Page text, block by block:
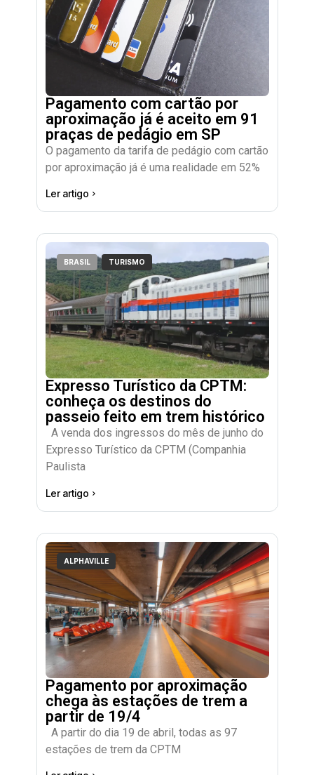
Pagamento com cartão por
aproximação já é aceito em 91
praças de pedágio em SP
O pagamento da tarifa de pedágio com cartão
por aproximação já é uma realidade em 52%
Ler artigo
BRASIL TURISMO
Expresso Turístico da CPTM:
conheça os destinos do
passeio feito em trem histórico
A venda dos ingressos do mês de junho do
Expresso Turístico da CPTM (Companhia
Paulista
Ler artigo
ALPHAVILLE
Pagamento por aproximação
chega às estações de trem a
partir de 19/4
A partir do dia 19 de abril, todas as 97
estações de trem da CPTM